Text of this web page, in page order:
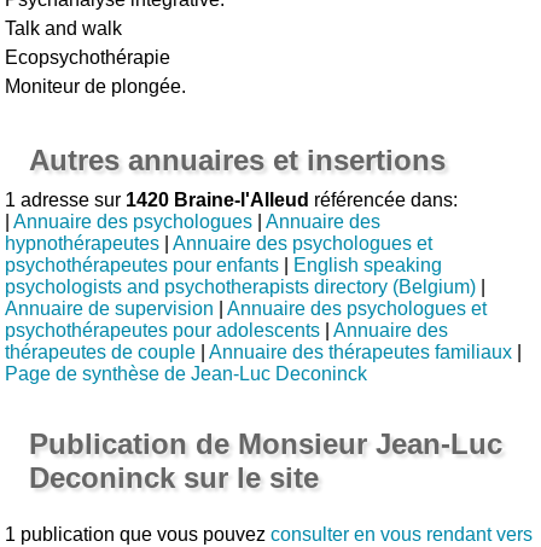
Talk and walk
Ecopsychothérapie
Moniteur de plongée.
Autres annuaires et insertions
1 adresse sur 1420 Braine-l'Alleud référencée dans:
|Annuaire des psychologues |Annuaire des
hypnothérapeutes |Annuaire des psychologues et
psychothérapeutes pour enfants
English speaking
psychologists and psychotherapists directory (Belgium)
Annuaire de supervision |Annuaire des psychologues et
psychothérapeutes pour adolescents |Annuaire des
thérapeutes de couple |Annuaire des thérapeutes familiaux
Page de synthèse de Jean-Luc Deconinck
Publication de Monsieur Jean-Luc
Deconinck sur le site
1 publication que vous pouvezconsulter en vous rendant vers